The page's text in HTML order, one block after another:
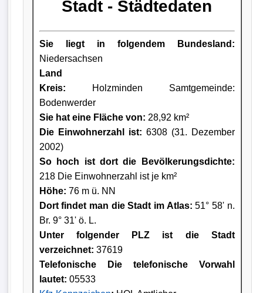
Stadt - Städtedaten
Sie liegt in folgendem Bundesland:
Niedersachsen
Land
Kreis: Holzminden Samtgemeinde:
Bodenwerder
Sie hat eine Fläche von: 28,92 km²
Die Einwohnerzahl ist: 6308 (31. Dezember
2002)
So hoch ist dort die Bevölkerungsdichte:
218 Die Einwohnerzahl ist je km²
Höhe: 76 m ü. NN
Dort findet man die Stadt im Atlas: 51° 58' n.
Br. 9° 31' ö. L.
Unter folgender PLZ ist die Stadt
verzeichnet: 37619
Telefonische Die telefonische Vorwahl
lautet: 05533